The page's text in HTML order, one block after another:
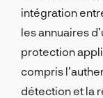
intégration
les annuaires
protection
compris
détection et la